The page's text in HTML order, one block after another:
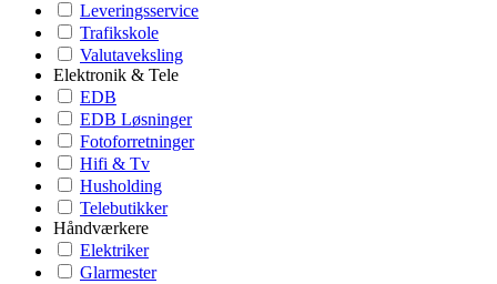
Leveringsservice
Trafikskole
Valutaveksling
Elektronik & Tele
EDB
EDB Løsninger
Fotoforretninger
Hifi & Tv
Husholding
Telebutikker
Håndværkere
Elektriker
Glarmester